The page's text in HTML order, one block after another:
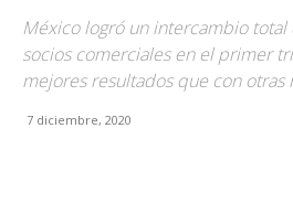
México logró un intercambio
socios comerciales en el primer
mejores resultados que con otras
7 diciembre, 2020